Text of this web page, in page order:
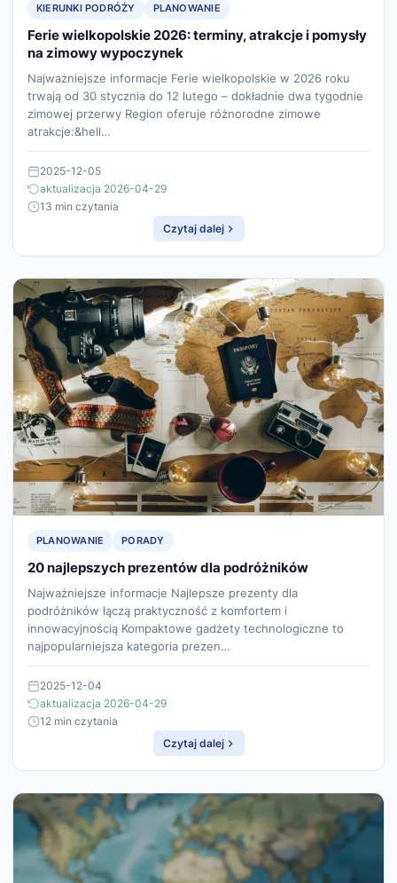
KIERUNKI PODRÓŻY PLANOWANIE
Ferie wielkopolskie 2026: terminy, atrakcje i pomysły
na zimowy wypoczynek
Najważniejsze informacje Ferie wielkopolskie w 2026 roku
trwają od 30 stycznia do 12 lutego – dokładnie dwa tygodnie
zimowej przerwy Region oferuje różnorodne zimowe
atrakcje:&hell…
2025-12-05
aktualizacja 2026-04-29
13 min czytania
Czytaj dalej
PLANOWANIE PORADY
20 najlepszych prezentów dla podróżników
Najważniejsze informacje Najlepsze prezenty dla
podróżników łączą praktyczność z komfortem i
innowacyjnością Kompaktowe gadżety technologiczne to
najpopularniejsza kategoria prezen…
2025-12-04
aktualizacja 2026-04-29
12 min czytania
Czytaj dalej